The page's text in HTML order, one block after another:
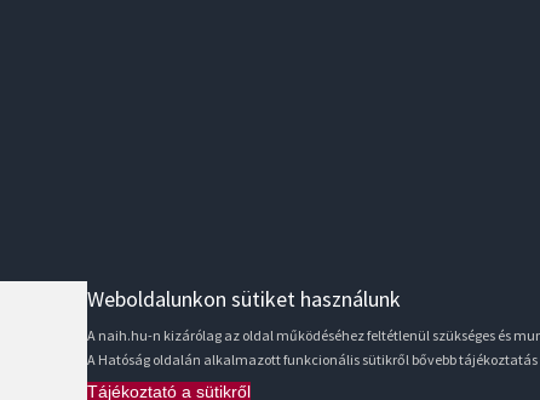
Weboldalunkon sütiket használunk
A naih.hu-n kizárólag az oldal működéséhez feltétlenül szükséges és
A Hatóság oldalán alkalmazott funkcionális sütikről bővebb
Tájékoztató a sütikről